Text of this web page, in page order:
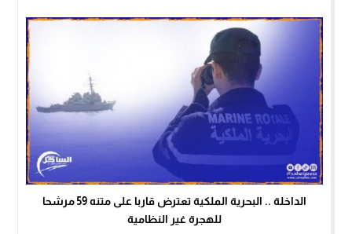
الداخلة .. البحرية الملكية تعترض قاربا على متنه 59 مرشحا
للهجرة غير النظامية